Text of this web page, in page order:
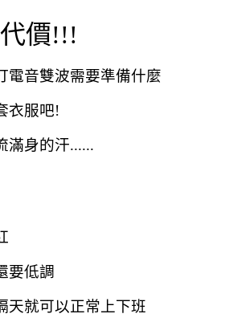
價!!!
電音雙波需要準備什麼
衣服吧!
滿身的汗......
要低調
天就可以正常上下班